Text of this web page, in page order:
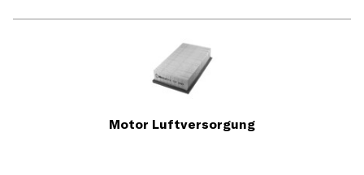
Motor Luftversorgung